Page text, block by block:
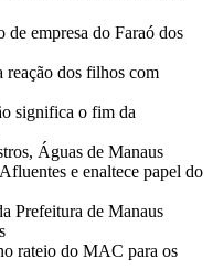
de empresa do Faraó dos
reação dos filhos com
significa o fim da
Águas de Manaus
e enaltece papel do
Prefeitura de Manaus
rateio do MAC para os